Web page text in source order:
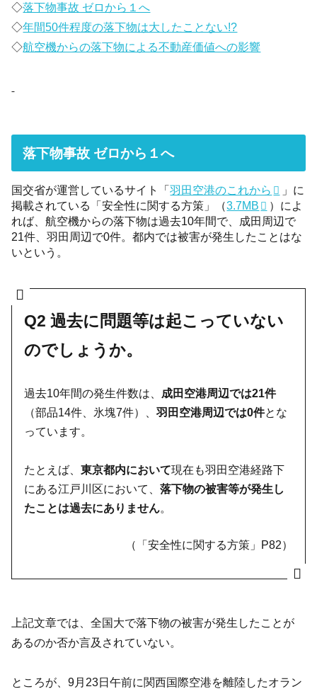
◇落下物事故 ゼロから１へ
◇年間50件程度の落下物は大したことない!?
◇航空機からの落下物による不動産価値への影響
落下物事故 ゼロから１へ
国交省が運営しているサイト「羽田空港のこれから
」に
掲載されている「安全性に関する方策」（3.7MB
）によ
れば、航空機からの落下物は過去10年間で、成田周辺で
21件、羽田周辺で0件。都内では被害が発生したことはな
いという。
Q2 過去に問題等は起こっていない
のでしょうか。
過去10年間の発生件数は、 成田空港周辺では21件
（部品14件、氷塊7件）、羽田空港周辺では0件とな
っています。
たとえば、東京都内において現在も羽田空港経路下
にある江戸川区において、落下物の被害等が発生し
たことは過去にありません。
（「安全性に関する方策」P82）
上記文章では、全国大で落下物の被害が発生したことが
あるのか否か言及されていない。
ところが、9月23日午前に関西国際空港を離陸したオラン